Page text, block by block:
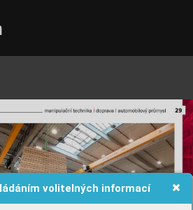
volitelných informací